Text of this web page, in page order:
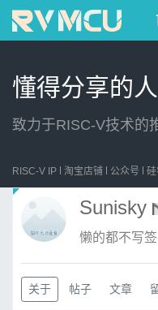
懂得分享的
致力于RISC-V技术的
RISC-V IP 淘宝店铺 公众号
Sunisky
懒的都不写
关于 帖子 文章